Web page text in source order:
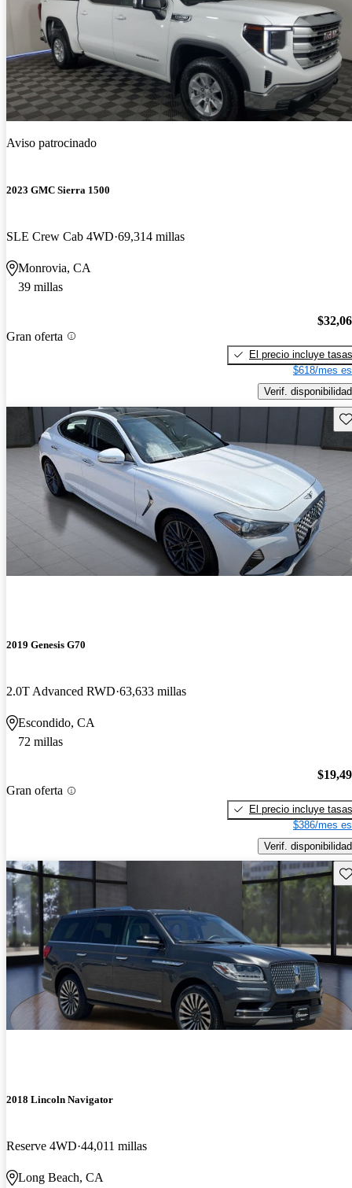
Aviso patrocinado
2023 GMC Sierra 1500
SLE Crew Cab 4WD 69,314 millas
Monrovia, CA
39 millas
Gran oferta
El precio incluye tasas
$618/mes
Verif. disponibilidad
2019 Genesis G70
2.0T Advanced RWD 63,633 millas
Escondido, CA
72 millas
Gran oferta
El precio incluye tasas
$386/mes
Verif. disponibilidad
2018 Lincoln Navigator
Reserve 4WD 44,011 millas
Long Beach, CA